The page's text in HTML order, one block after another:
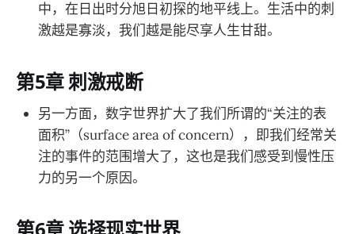
中，在日出时分旭日初探的地平线上。生活中的刺
激越是寡淡，我们越是能尽享人生甘甜。
第5章 刺激戒断
另一方面，数字世界扩大了我们所谓的“关注的表
面积”（surface area of concern），即我们经常关
注的事件的范围增大了，这也是我们感受到慢性压
力的另一个原因。